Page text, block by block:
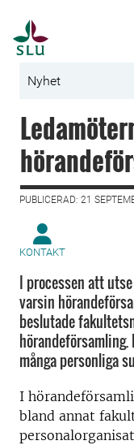
Nyhet
PUBLICERAD: 21
KONTAKT
I processen att
varsin
beslutade
hörandeförsamling.
många personliga
I
bland annat